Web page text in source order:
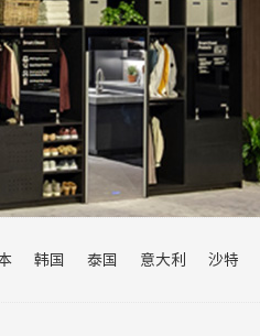
韩国 泰国 意大利 沙特